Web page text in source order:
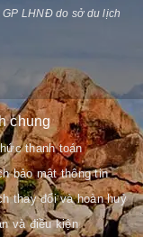
LHNĐ do sở du lịch
chung
thanh toán
bảo mật thông tin
thay đổi và hoàn huỷ
và điều kiện